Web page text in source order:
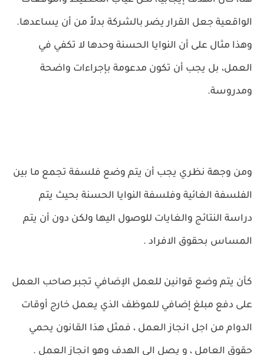
الواقعية جعل القرار يضر بالشركة بدلاً من أن يساعدها.
وهذا مثال على أن النوايا الحسنة وحدها لا تكفي في
العمل، بل يجب أن تكون مدعومة بإجراءات واضحة
ومدروسة.
ومن وجهة نظري يجب أن يتم وضع فلسفة تجمع ما بين
الفلسفة الغائية وفلسفة النوايا الحسنة بحيث يتم
دراسة النتائج والغايات للوصول اليها ولكن دون أن يتم
المساس بحقوق الافراد .
كأن يتم وضع قوانين للعمل الإضافي تجبر صاحب العمل
على دفع مبلغ إضافي للموظف الذي يعمل خارج أوقات
الدوام من اجل انجاز العمل ، فمثل هذا القانون يحمي
حقوق العامل ، و يصل الى الهدف وهو انجاز العمل .